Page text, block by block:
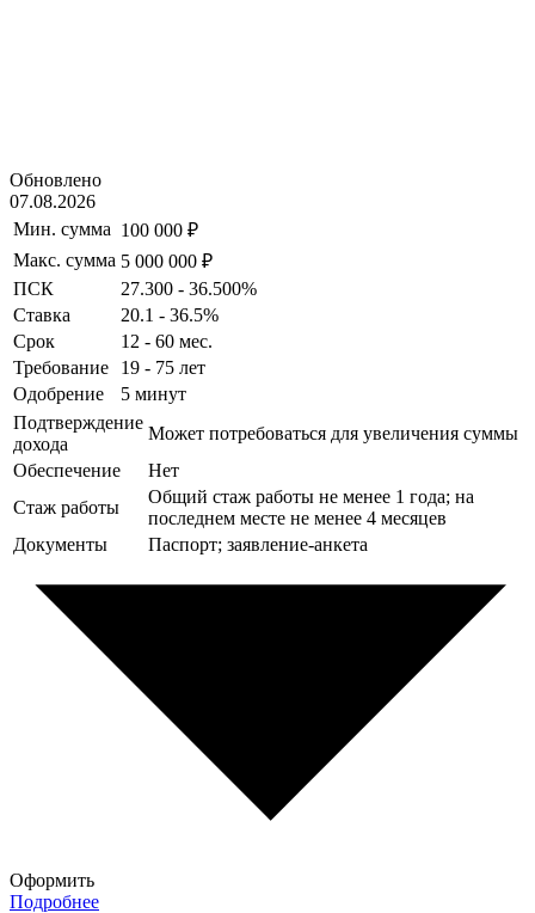
Обновлено
07.08.2026
Мин. сумма 100 000 ₽
Макс. сумма 5 000 000 ₽
ПСК
27.300 - 36.500%
Ставка
20.1 - 36.5%
Срок
12 - 60 мес.
Требование
19 - 75 лет
Одобрение
5 минут
Подтверждение
дохода
Может потребоваться для увеличения суммы
Обеспечение
Нет
Стаж работы
Общий стаж работы не менее 1 года; на
последнем месте не менее 4 месяцев
Документы
Паспорт; заявление-анкета
Оформить
Подробнее